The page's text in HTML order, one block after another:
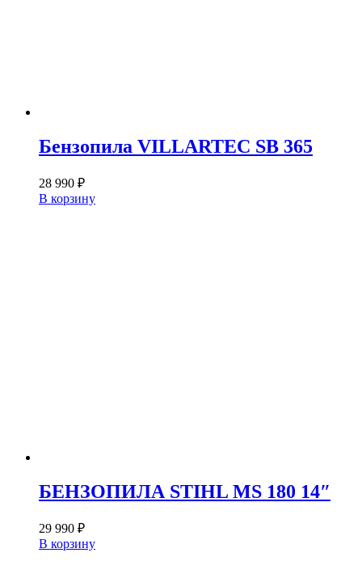
Бензопила VILLARTEC SB 365
28 990 ₽
В корзину
БЕНЗОПИЛА STIHL MS 180 14″
29 990 ₽
В корзину